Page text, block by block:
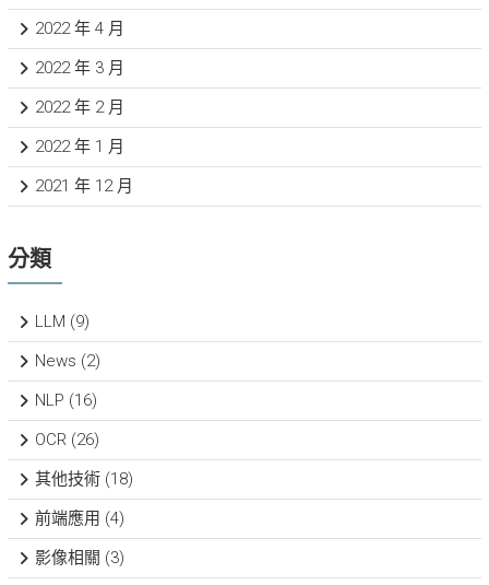
2022 年 4 月
2022 年 3 月
2022 年 2 月
2022 年 1 月
2021 年 12 月
分類
LLM (9)
News (2)
NLP (16)
OCR(26)
其他技術(18)
前端應用 (4)
影像相關 (3)